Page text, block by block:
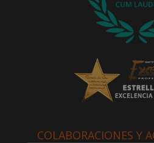
COLABORACIONES Y